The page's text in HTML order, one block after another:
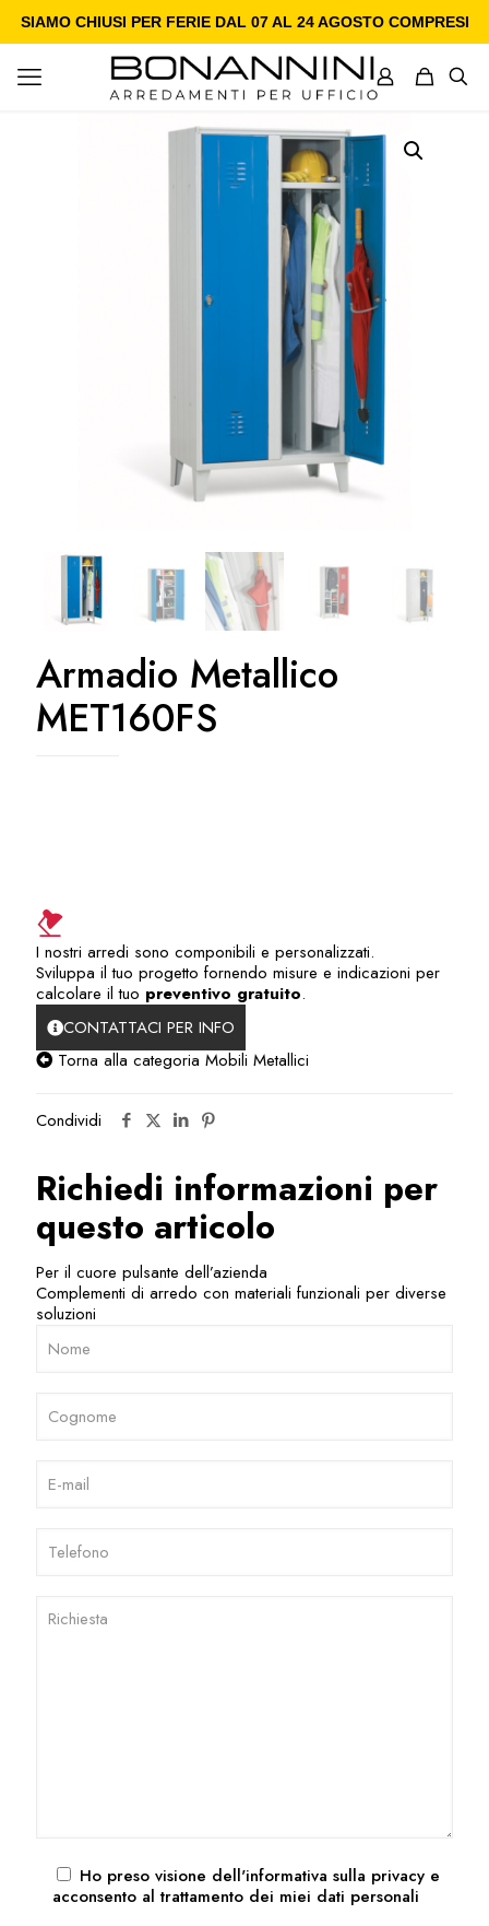
SIAMO CHIUSI PER FERIE DAL 07 AL 24 AGOSTO COMPRESI
Armadio Metallico
MET160FS
I nostri arredi sono componibili e personalizzati.
Sviluppa il tuo progetto fornendo misure e indicazioni per
calcolare il tuo preventivo gratuito.
CONTATTACI PER INFO
Torna alla categoria Mobili Metallici
Condividi
Richiedi informazioni per
questo articolo
Per il cuore pulsante dell’azienda
Complementi di arredo con materiali funzionali per diverse
soluzioni
Ho preso visione dell'informativa sulla privacy e
acconsento al trattamento dei miei dati personali